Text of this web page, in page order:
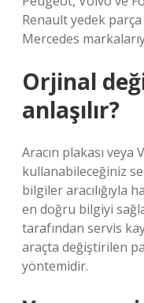
Renault yedek
Mercedes
Orjinal
anlaşılır?
Aracın plakası veya
kullanabileceğiniz
bilgiler aracılığıyla
en doğru bilgiyi
tarafından servis
araçta değiştirilen
yöntemidir.